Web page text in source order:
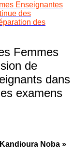
Enseignantes
des
des
Femmes
de
dans
examens
Noba »